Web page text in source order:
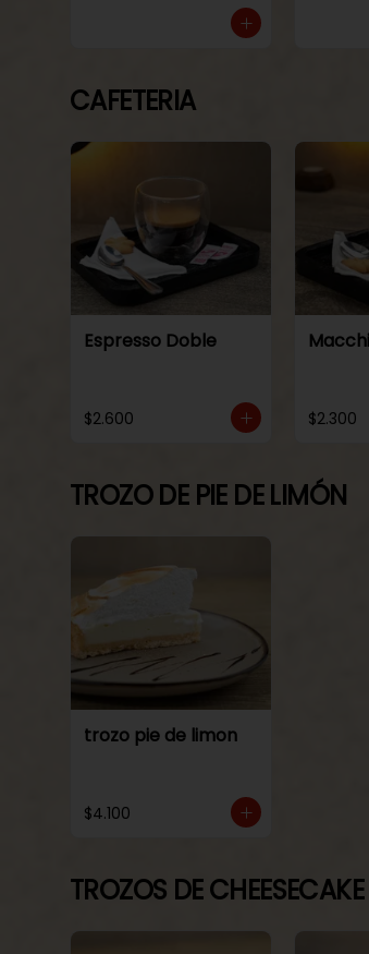
CAFETERIA
Espresso Doble
$2.600 $2.300
TROZO DE PIE DE LIMÓN
trozo pie de limon
$4.100
TROZOS DE CHEESECAKE